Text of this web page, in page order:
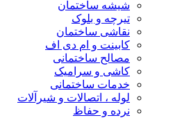
شیشه ساختمان
تیرچه و بلوک
نقاشی ساختمان
کابینت و ام دی اف
مصالح ساختمانی
کاشی و سرامیک
خدمات ساختمانی
لوله ، اتصالات و شیرآلات
نرده و حفاظ